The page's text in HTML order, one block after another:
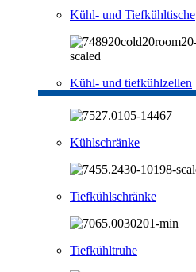
Kühl- und Tiefkühltische
Kühl- und tiefkühlzellen
Kühlschränke
Tiefkühlschränke
Tiefkühltruhe